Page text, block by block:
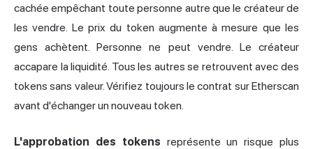
cachée empêchant toute personne autre que le créateur de
les vendre. Le prix du token augmente à mesure que les
gens achètent. Personne ne peut vendre. Le créateur
accapare la liquidité. Tous les autres se retrouvent avec des
tokens sans valeur. Vérifiez toujours le contrat sur Etherscan
avant d'échanger un nouveau token.
L'approbation des tokens représente un risque plus